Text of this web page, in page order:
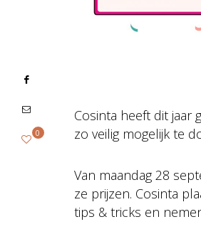
Cosinta heeft dit jaar
zo veilig mogelijk te
Van maandag 28
ze prijzen. Cosinta
tips & tricks en
0